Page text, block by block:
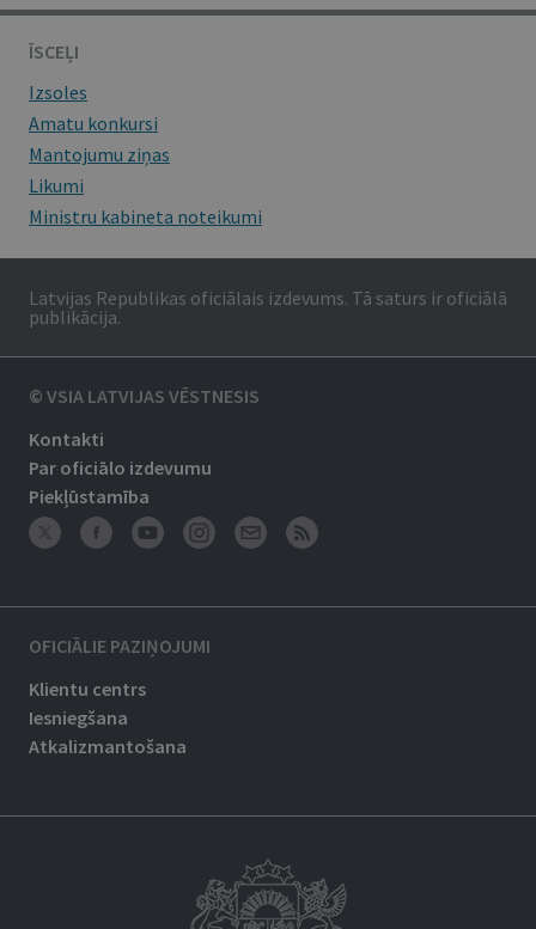
ĪSCEĻI
Izsoles
Amatu konkursi
Mantojumu ziņas
Likumi
Ministru kabineta noteikumi
Latvijas Republikas oficiālais izdevums. Tā saturs ir oficiālā
publikācija.
© VSIA LATVIJAS VĒSTNESIS
Kontakti
Par oficiālo izdevumu
Piekļūstamība
OFICIĀLIE PAZIŅOJUMI
Klientu centrs
Iesniegšana
Atkalizmantošana